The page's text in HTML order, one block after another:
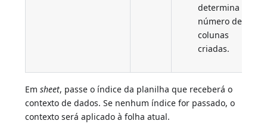
determina o
número de
colunas
criadas.
Emsheet, passe o índice da planilha que receberá o
contexto de dados. Se nenhum índice for passado, o
contexto será aplicado à folha atual.